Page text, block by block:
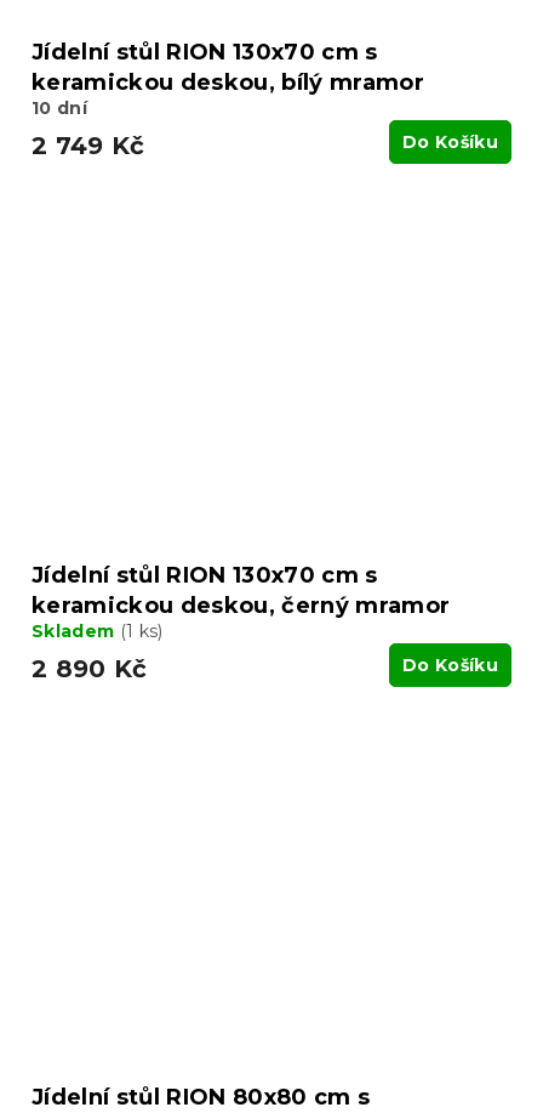
Jídelní stůl RION 130x70 cm s
keramickou deskou, bílý mramor
10 dní
2 749 Kč Do Košíku
Jídelní stůl RION 130x70 cm s
keramickou deskou, černý mramor
Skladem (1 ks)
2 890 Kč Do Košíku
Jídelní stůl RION 80x80 cm s